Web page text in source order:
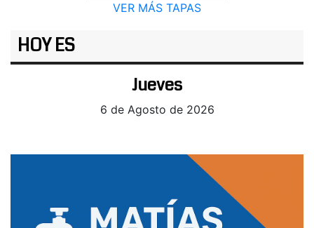
VER MÁS TAPAS
HOY ES
Jueves
6 de Agosto de 2026